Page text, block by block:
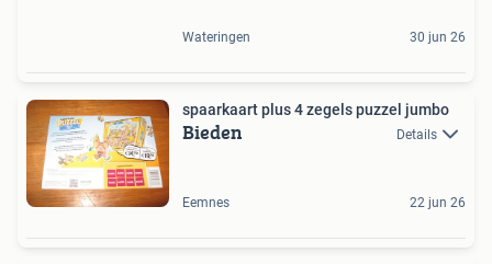
Wateringen 30 jun 26
spaarkaart plus 4 zegels puzzel jumbo
Bieden Details
Eemnes 22 jun 26